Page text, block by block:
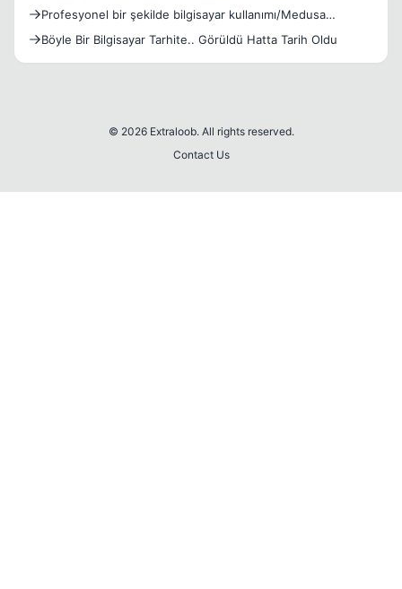
Profesyonel bir şekilde bilgisayar kullanımı/Medusa
Kesimi^^Böyle Bir Bilgisayar Tarhite.. Görüldü Hatta Tarih Oldu
© 2026 Extraloob. All rights reserved.
Contact Us